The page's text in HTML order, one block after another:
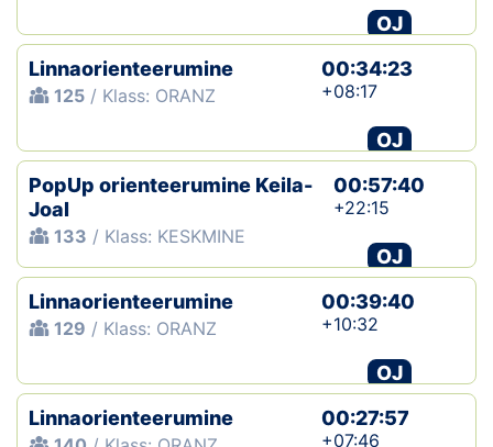
OJ
Linnaorienteerumine
125 / Klass: ORANZ
00:34:23
+08:17
OJ
PopUp orienteerumine Keila-
Joal
133 / Klass: KESKMINE
00:57:40
+22:15
OJ
Linnaorienteerumine
129 / Klass: ORANZ
00:39:40
+10:32
OJ
Linnaorienteerumine
00:27:57
+07:46